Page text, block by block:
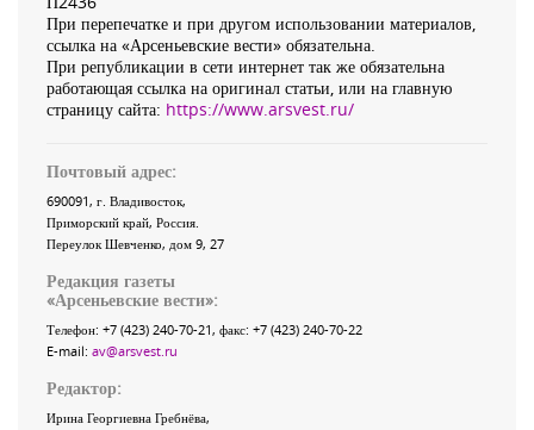
При перепечатке и при другом использовании материалов,
ссылка на «Арсеньевские вести» обязательна.
При републикации в сети интернет так же обязательна
работающая ссылка на оригинал статьи, или на главную
страницу сайта: https://www.arsvest.ru/
Почтовый адрес:
690091, г. Владивосток,
Приморский край, Россия
Переулок Шевченко, дом 9, 27
Редакция газеты
«Арсеньевские вести»:
Телефон: +7 (423) 240-70-21, факс: +7 (423) 240-70-22
E-mail: av@arsvest.ru
Редактор:
Ирина Георгиевна Гребнёва,